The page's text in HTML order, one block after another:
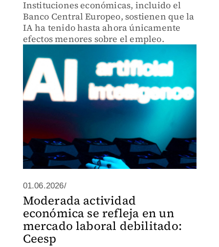
Instituciones económicas, incluido el
Banco Central Europeo, sostienen que la
IA ha tenido hasta ahora únicamente
efectos menores sobre el empleo.
01.06.2026/
Moderada actividad
económica se refleja en un
mercado laboral debilitado:
Ceesp